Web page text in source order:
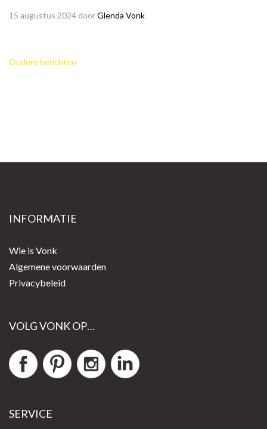
15 augustus 2024 doorGlenda Vonk
Berichtennavigatie
Oudere berichten
INFORMATIE
Wie is Vonk
Algemene voorwaarden
Privacybeleid
VOLG VONK OP…
SERVICE